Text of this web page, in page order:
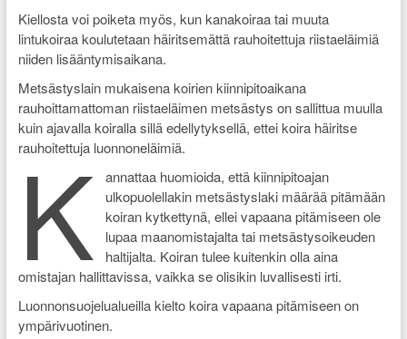
Kiellosta voi poiketa myös, kun kanakoiraa tai muuta
lintukoiraa koulutetaan häiritsemättä rauhoitettuja riistaeläimiä
niiden lisääntymisaikana.
Metsästyslain mukaisena koirien kiinnipitoaikana
rauhoittamattoman riistaeläimen metsästys on sallittua muulla
kuin ajavalla koiralla sillä edellytyksellä, ettei koira häiritse
rauhoitettuja luonnoneläimiä.
K
annattaa huomioida, että kiinnipitoajan
ulkopuolellakin metsästyslaki määrää pitämään
koiran kytkettynä, ellei vapaana pitämiseen ole
lupaa maanomistajalta tai metsästysoikeuden
haltijalta. Koiran tulee kuitenkin olla aina
omistajan hallittavissa, vaikka se olisikin luvallisesti irti.
Luonnonsuojelualueilla kielto koira vapaana pitämiseen on
ympärivuotinen.